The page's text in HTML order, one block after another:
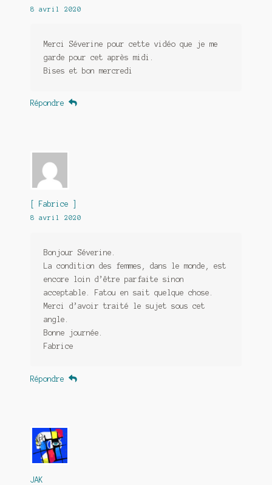
8 avril 2020
Merci Séverine pour cette vidéo que je me
garde pour cet après midi.
Bises et bon mercredi
Répondre
[ Fabrice ]
8 avril 2020
Bonjour Séverine.
La condition des femmes, dans le monde, est
encore loin d’être parfaite sinon
acceptable. Fatou en sait quelque chose.
Merci d’avoir traité le sujet sous cet
angle.
Bonne journée.
Fabrice
Répondre
JAK